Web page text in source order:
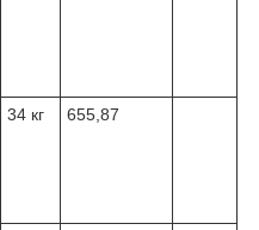
34 кг 655,87